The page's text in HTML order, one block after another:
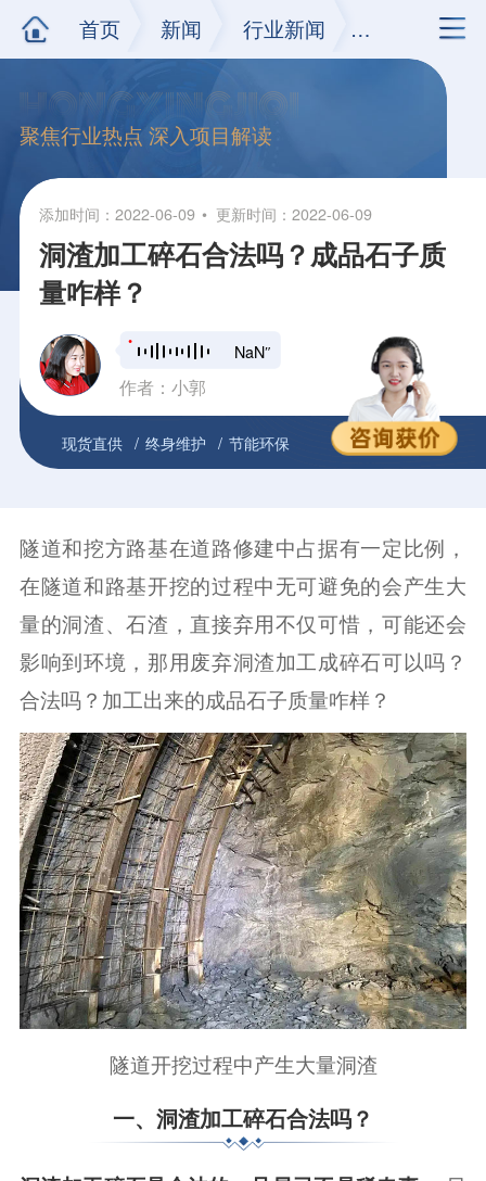
首页 新闻 行业新闻 正文
聚焦行业热点 深入项目解读
添加时间：2022-06-09 更新时间：2022-06-09
洞渣加工碎石合法吗？成品石子质
量咋样？
NaN″
作者：小郭
现货直供 终身维护 节能环保
隧道和挖方路基在道路修建中占据有一定比例，
在隧道和路基开挖的过程中无可避免的会产生大
量的洞渣、石渣，直接弃用不仅可惜，可能还会
影响到环境，那用废弃洞渣加工成碎石可以吗？
合法吗？加工出来的成品石子质量咋样？
隧道开挖过程中产生大量洞渣
一、洞渣加工碎石合法吗？